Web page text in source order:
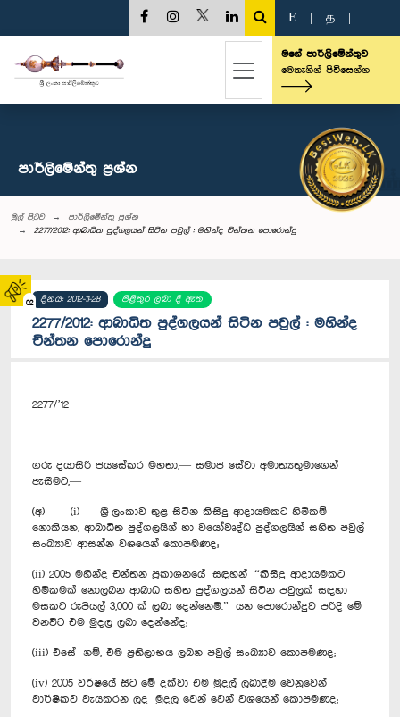
02
E த
මගේ පාර්ලිමේන්තුව
මෙතැනින් පිවිසෙන්න
පාර්ලි‌මේන්තු‌ ප්‍රශ්න
මුල් පිටුව
පාර්ලි‌මේන්තු‌ ප්‍රශ්න
2277/2012: ආබාධිත පුද්ගලයන් සිටින පවුල් : මහින්ද චින්තන පොරොන්දු
දිනය: 2012-11-28 පිළිතුර ලබා දී ඇත
2277/2012: ආබාධිත පුද්ගලයන් සිටින පවුල් : මහින්ද
චින්තන පොරොන්දු
2277/’12
ගරු දයාසිරි ජයසේකර මහතා,— සමාජ සේවා අමාත්‍යතුමාගෙන්
ඇසීමට,—
(අ) (i) ශ්‍රී ලංකාව තුළ සිටින කිසිදු ආදායමකට හිමිකම්
නොකියන, ආබාධිත පුද්ගලයින් හා වයෝවෘද්ධ පුද්ගලයින් සහිත පවුල්
සංඛ්‍යාව ආසන්න වශයෙන් කොපමණද;
(ii) 2005 මහින්ද චින්තන ප‍්‍රකාශනයේ සඳහන් “කිසිදු ආදායමකට
හිමිකමක් නොලබන ආබාධ සහිත පුද්ගලයන් සිටින පවුලක් සඳහා
මසකට රුපියල් 3,000 ක් ලබා දෙන්නෙමි.” යන පොරොන්දුව පරිදි මේ
වනවිට එම මුදල ලබා දෙන්නේද;
(iii) එසේ නම්, එම ප‍්‍රතිලාභය ලබන පවුල් සංඛ්‍යාව කොපමණද;
(iv) 2005 වර්ෂයේ සිට මේ දක්වා එම මුදල් ලබාදීම වෙනුවෙන්
වාර්ෂිකව වැයකරන ලද මුදල වෙන් වෙන් වශයෙන් කොපමණද;